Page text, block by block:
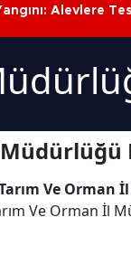
Alevlere
Ve Orman
Ve Orman İl